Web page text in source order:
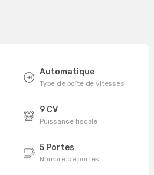
Automatique
Type de boîte de vitesses
9 CV
Puissance fiscale
5 Portes
Nombre de portes